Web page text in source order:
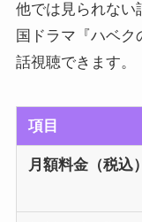
他では見られない
国ドラマ『ハベ
話視聴できます。
項目
月額料金（税込）